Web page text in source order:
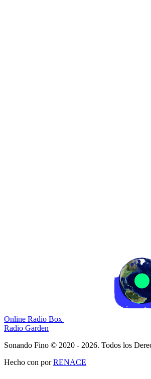
Online Radio Box
Radio Garden
Sonando Fino © 2020 - 2026. Todos los
Hecho con porRENACE